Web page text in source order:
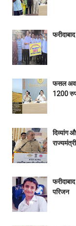
फसल
1200
दिव्यांग
परिजन